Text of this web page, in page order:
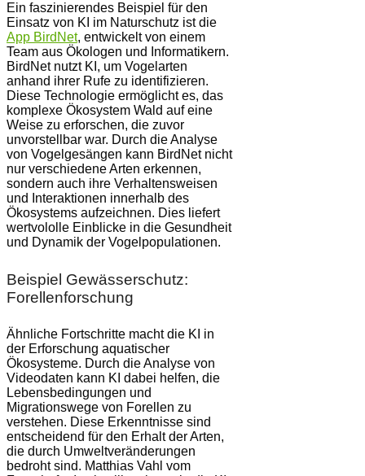
Ein faszinierendes Beispiel für den
Einsatz von KI im Naturschutz ist die
App BirdNet, entwickelt von einem
Team aus Ökologen und Informatikern.
BirdNet nutzt KI, um Vogelarten
anhand ihrer Rufe zu identifizieren.
Diese Technologie ermöglicht es, das
komplexe Ökosystem Wald auf eine
Weise zu erforschen, die zuvor
unvorstellbar war. Durch die Analyse
von Vogelgesängen kann BirdNet nicht
nur verschiedene Arten erkennen,
sondern auch ihre Verhaltensweisen
und Interaktionen innerhalb des
Ökosystems aufzeichnen. Dies liefert
wertvololle Einblicke in die Gesundheit
und Dynamik der Vogelpopulationen.
Beispiel Gewässerschutz:
Forellenforschung
Ähnliche Fortschritte macht die KI in
der Erforschung aquatischer
Ökosysteme. Durch die Analyse von
Videodaten kann KI dabei helfen, die
Lebensbedingungen und
Migrationswege von Forellen zu
verstehen. Diese Erkenntnisse sind
entscheidend für den Erhalt der Arten,
die durch Umweltveränderungen
bedroht sind. Matthias Vahl vom